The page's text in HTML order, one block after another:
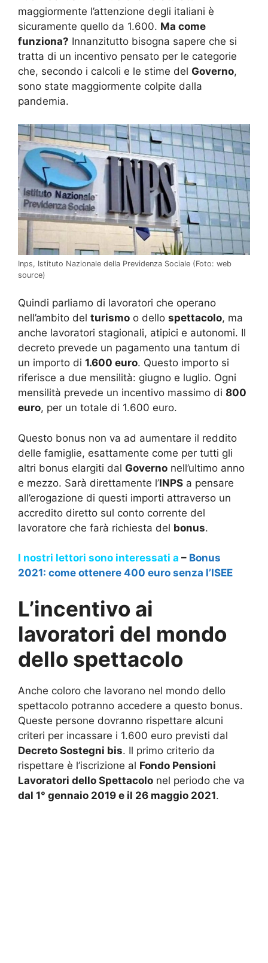
maggiormente l’attenzione degli italiani è
sicuramente quello da 1.600. Ma come
funziona? Innanzitutto bisogna sapere che si
tratta di un incentivo pensato per le categorie
che, secondo i calcoli e le stime del Governo,
sono state maggiormente colpite dalla
pandemia.
Inps, Istituto Nazionale della Previdenza Sociale (Foto: web
source)
Quindi parliamo di lavoratori che operano
nell’ambito del turismo o dello spettacolo, ma
anche lavoratori stagionali, atipici e autonomi. Il
decreto prevede un pagamento una tantum di
un importo di 1.600 euro. Questo importo si
riferisce a due mensilità: giugno e luglio. Ogni
mensilità prevede un incentivo massimo di 800
euro, per un totale di 1.600 euro.
Questo bonus non va ad aumentare il reddito
delle famiglie, esattamente come per tutti gli
altri bonus elargiti dal Governo nell’ultimo anno
e mezzo. Sarà direttamente l’INPS a pensare
all’erogazione di questi importi attraverso un
accredito diretto sul conto corrente del
lavoratore che farà richiesta del bonus.
I nostri lettori sono interessati a – Bonus
2021: come ottenere 400 euro senza l’ISEE
L’incentivo ai
lavoratori del mondo
dello spettacolo
Anche coloro che lavorano nel mondo dello
spettacolo potranno accedere a questo bonus.
Queste persone dovranno rispettare alcuni
criteri per incassare i 1.600 euro previsti dal
Decreto Sostegni bis. Il primo criterio da
rispettare è l’iscrizione al Fondo Pensioni
Lavoratori dello Spettacolo nel periodo che va
dal 1° gennaio 2019 e il 26 maggio 2021.